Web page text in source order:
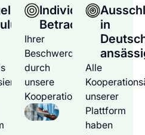
Individuelle
Betrachtung
Ihrer
Beschwerden
durch
unsere
Kooperationsärzte
in
Alle
unserer
Plattform
haben